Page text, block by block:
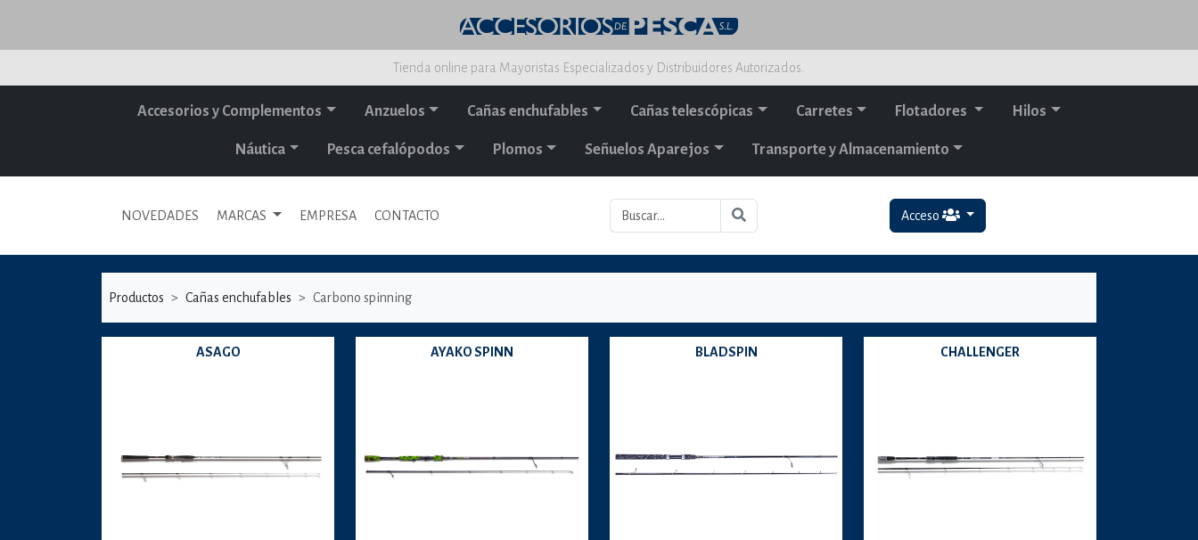
Tienda online para Mayoristas Especializados y Distribuidores Autorizados.
Accesorios y Complementos Anzuelos Cañas enchufables Cañas telescópicas Carretes Flotadores Hilos
Náutica Pesca cefalópodos Plomos Señuelos Aparejos Transporte y Almacenamiento
NOVEDADES MARCAS EMPRESA CONTACTO Acceso
Productos Cañas enchufables Carbono spinning
ASAGO AYAKO SPINN BLADSPIN CHALLENGER